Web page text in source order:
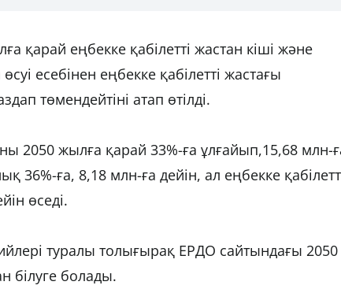
қарай еңбекке қабілетті жастан кіші және
есебінен еңбекке қабілетті жастағы
төмендейтіні атап өтілді.
2050 жылға қарай 33%-ға ұлғайып,15,68 млн-
36%-ға, 8,18 млн-ға дейін, ал еңбекке
өседі.
туралы толығырақ ЕРДО сайтындағы 2050
білуге болады.